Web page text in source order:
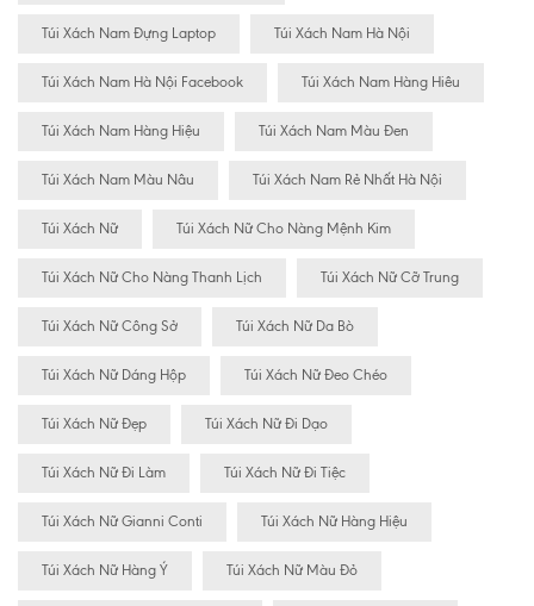
Túi Xách Nam Đựng Laptop Túi Xách Nam Hà Nội
Túi Xách Nam Hà Nội Facebook Túi Xách Nam Hàng Hiêu
Túi Xách Nam Hàng Hiệu Túi Xách Nam Màu Đen
Túi Xách Nam Màu Nâu Túi Xách Nam Rẻ Nhất Hà Nội
Túi Xách Nữ Túi Xách Nữ Cho Nàng Mệnh Kim
Túi Xách Nữ Cho Nàng Thanh Lịch Túi Xách Nữ Cỡ Trung
Túi Xách Nữ Công Sở Túi Xách Nữ Da Bò
Túi Xách Nữ Dáng Hộp Túi Xách Nữ Đeo Chéo
Túi Xách Nữ Đẹp Túi Xách Nữ Đi Dạo
Túi Xách Nữ Đi Làm Túi Xách Nữ Đi Tiệc
Túi Xách Nữ Gianni Conti Túi Xách Nữ Hàng Hiệu
Túi Xách Nữ Hàng Ý Túi Xách Nữ Màu Đỏ